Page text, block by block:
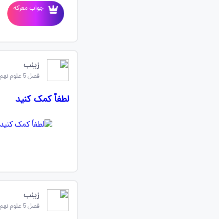
جواب معرکه
زینب
فصل 5 علوم نهم
لطفاً کمک کنید
زینب
فصل 5 علوم نهم